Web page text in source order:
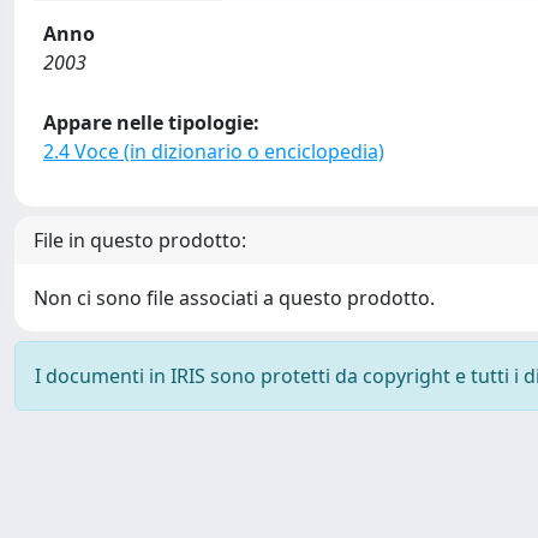
Anno
2003
Appare nelle tipologie:
2.4 Voce (in dizionario o enciclopedia)
File in questo prodotto:
Non ci sono file associati a questo prodotto.
I documenti in IRIS sono protetti da copyright e tutti i